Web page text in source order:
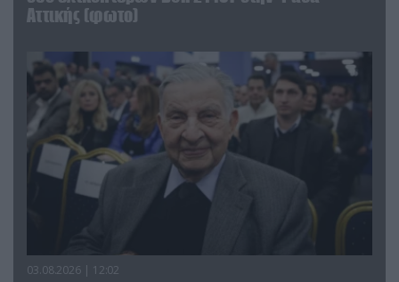
Αττικής (φωτο)
03.08.2026 | 12:02